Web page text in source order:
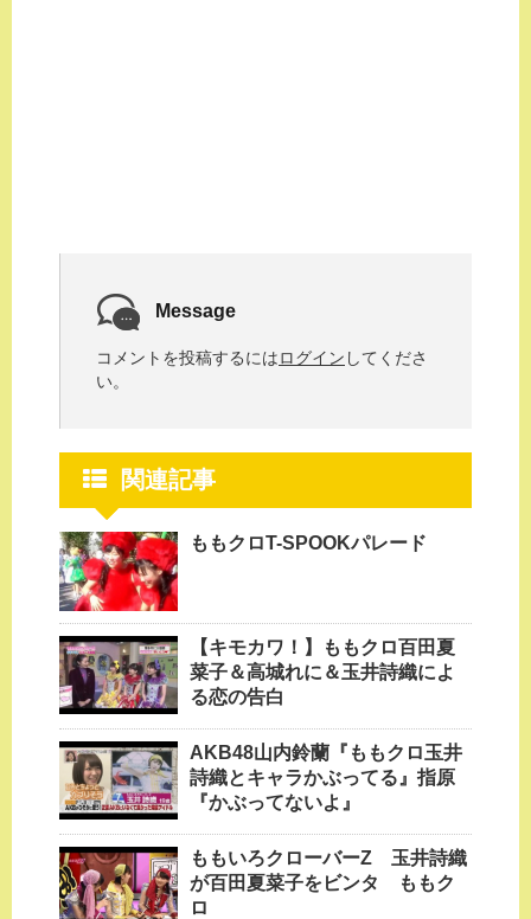
Message
コメントを投稿するにはログイン してくださ
い。
関連記事
ももクロT-SPOOKパレード
【キモカワ！】ももクロ百田夏
菜子＆高城れに＆玉井詩織によ
る恋の告白
AKB48山内鈴蘭『ももクロ玉井
詩織とキャラかぶってる』指原
『かぶってないよ』
ももいろクローバーZ 玉井詩織
が百田夏菜子をビンタ ももク
ロ